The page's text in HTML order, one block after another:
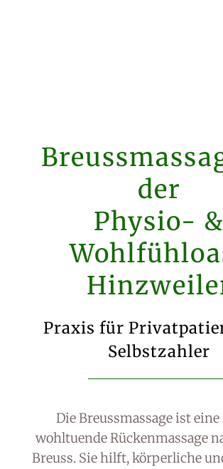
der
Physio- &
Praxis für
Selbstzahler
Die Breussmassage ist eine
wohltuende Rückenmassage
Breuss. Sie hilft, körperliche